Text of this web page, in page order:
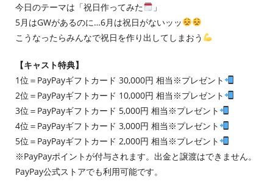
今日のテーマは「祝日作ってみた
」
5月はGWがあるのに…6月は祝日がないッッ
こうなったらみんなで祝日を作り出してしまおう
【キャスト特典】
1位＝PayPayギフトカード 30,000円 相当※プレゼント
2位＝PayPayギフトカード 10,000円 相当※プレゼント
3位＝PayPayギフトカード 5,000円 相当※プレゼント
4位＝PayPayギフトカード 3,000円 相当※プレゼント
5位＝PayPayギフトカード 2,000円 相当※プレゼント
※PayPayポイントが付与されます。出金と譲渡はできません。
PayPay公式ストアでも利用可能です。